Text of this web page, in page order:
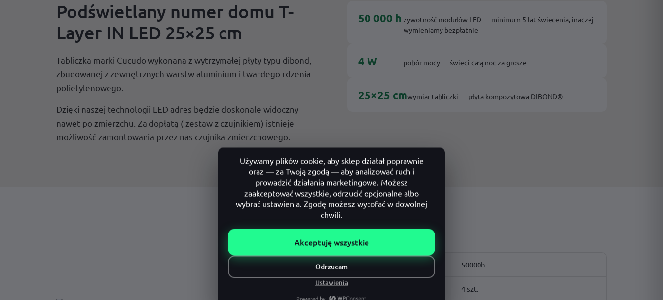
Podświetlany numer domu T-
Layer IN LED 25×25 cm
Tabliczka marki Cucudo wykonana z wytrzymałej płyty typu dibond,
zbudowanej z zewnętrznych warstw aluminium i twardego rdzenia
polietylenowego.
Dzięki naszej technologii LED adres będzie doskonale widoczny
nawet po zmierzchu. Za dopłatą ( zestaw z czujnikiem) istnieje
możliwość zamontowania przez nas czujnika zmierzchowego.
50 000 h żywotność modułów LED — minimum 5 lat świecenia, inaczej
wymieniamy bezpłatnie
4 W pobór mocy — świeci całą noc za grosze
25×25 cmwymiar tabliczki — płyta kompozytowa DIBOND®
Specyfikacja
Żywotność modułów LED 50000h
4 szt.